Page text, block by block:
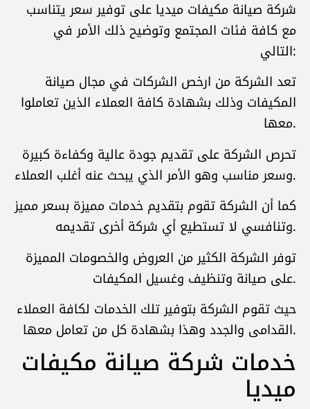
شركة صيانة مكيفات ميديا على توفير سعر يتناسب
مع كافة فئات المجتمع وتوضيح ذلك الأمر في
التالي:
تعد الشركة من ارخص الشركات في مجال صيانة
المكيفات وذلك بشهادة كافة العملاء الذين تعاملوا
معها.
تحرص الشركة على تقديم جودة عالية وكفاءة كبيرة
وسعر مناسب وهو الأمر الذي يبحث عنه أغلب العملاء.
كما أن الشركة تقوم بتقديم خدمات مميزة بسعر مميز
وتنافسي لا تستطيع أي شركة أخرى تقديمه.
توفر الشركة الكثير من العروض والخصومات المميزة
على صيانة وتنظيف وغسيل المكيفات.
حيث تقوم الشركة بتوفير تلك الخدمات لكافة العملاء
القدامى والجدد وهذا بشهادة كل من تعامل معها.
خدمات شركة صيانة مكيفات
ميديا